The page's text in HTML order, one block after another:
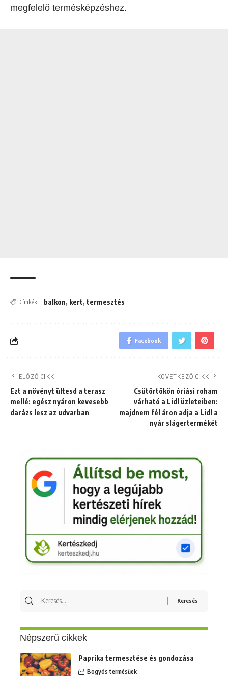
megfelelő termésképzéshez.
Címkék: balkon, kert, termesztés
Facebook
ELŐZŐ CIKK
Ezt a növényt ültesd a terasz
mellé: egész nyáron kevesebb
darázs lesz az udvarban
KÖVETKEZŐ CIKK
Csütörtökön óriási roham
várható a Lidl üzleteiben:
majdnem fél áron adja a Lidl a
nyár slágertermékét
Keresés
Népszerű cikkek
Paprika termesztése és gondozása
Bogyós termésűek